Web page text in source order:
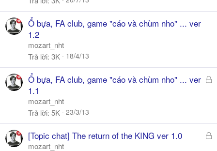
Ổ bựa, FA club, game "cáo và chùm nho" ... ver
1.2
mozart_nht
Trả lời 3K 18/4/13
Đ
ó
Ổ bựa, FA club, game "cáo và chùm nho" ... ver
1.1
mozart_nht
Trả lời 5K 23/3/13
Đ
[Topic chat] The return of the KING ver 1.0
mozart_nht